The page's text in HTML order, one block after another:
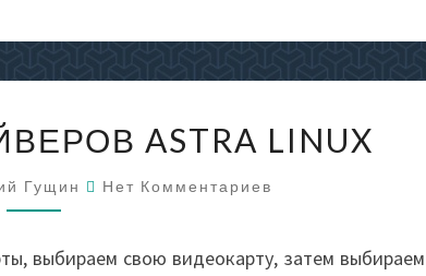
ДРАЙВЕРОВ
LINUX
ASTRA LINUX
Гущин Комментарии
Нет Комментариев
выбираем свою видеокарту, затем выбираем